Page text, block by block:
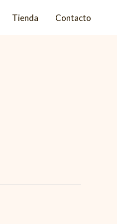
Tienda Contacto